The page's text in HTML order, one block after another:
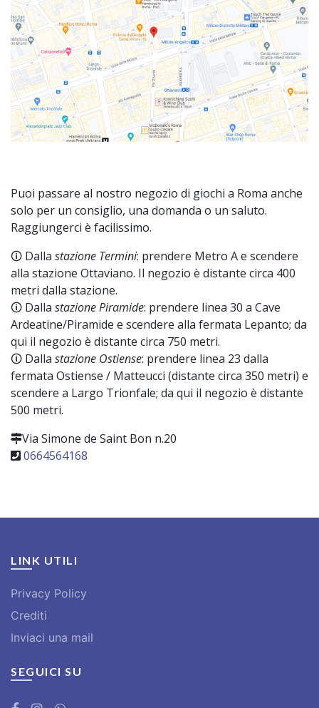
Puoi passare al nostro negozio di giochi a Roma anche
solo per un consiglio, una domanda o un saluto.
Raggiungerci è facilissimo.
🛈 Dalla stazione Termini: prendere Metro A e scendere
alla stazione Ottaviano. Il negozio è distante circa 400
metri dalla stazione.
🛈 Dalla stazione Piramide: prendere linea 30 a Cave
Ardeatine/Piramide e scendere alla fermata Lepanto; da
qui il negozio è distante circa 750 metri.
🛈 Dalla stazione Ostiense: prendere linea 23 dalla
fermata Ostiense / Matteucci (distante circa 350 metri) e
scendere a Largo Trionfale; da qui il negozio è distante
500 metri.
Via Simone de Saint Bon n.20
0664564168
LINK UTILI
Privacy Policy
Crediti
Inviaci una mail
SEGUICI SU